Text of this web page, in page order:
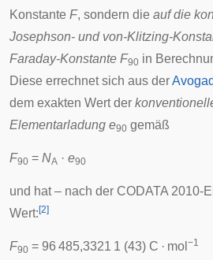
Konstante F, sondern die auf die
Josephson- und von-Klitzing-
Faraday-Konstante F90 in
Diese errechnet sich aus der
dem exakten Wert der
Elementarladung e90 gemäß
F90 = NA · e90
und hat – nach der CODATA 2010-
Wert: [2]
F90 = 96 485,3321 1 (43) C · mol −1